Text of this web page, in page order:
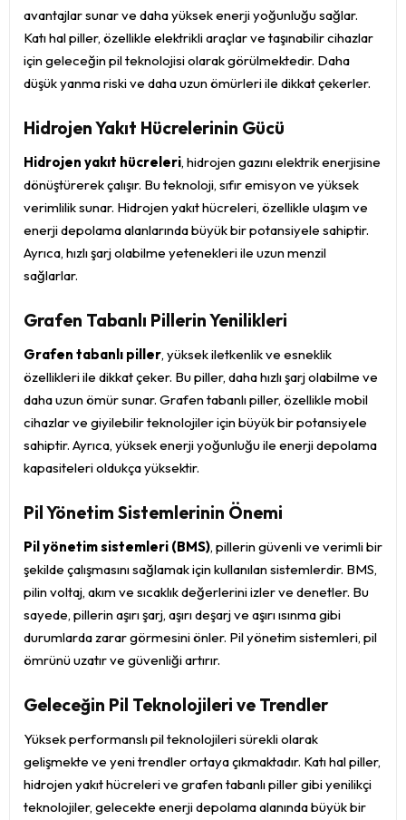
avantajlar sunar ve daha yüksek enerji yoğunluğu sağlar.
Katı hal piller, özellikle elektrikli araçlar ve taşınabilir cihazlar
için geleceğin pil teknolojisi olarak görülmektedir. Daha
düşük yanma riski ve daha uzun ömürleri ile dikkat çekerler.
Hidrojen Yakıt Hücrelerinin Gücü
Hidrojen yakıt hücreleri, hidrojen gazını elektrik enerjisine
dönüştürerek çalışır. Bu teknoloji, sıfır emisyon ve yüksek
verimlilik sunar. Hidrojen yakıt hücreleri, özellikle ulaşım ve
enerji depolama alanlarında büyük bir potansiyele sahiptir.
Ayrıca, hızlı şarj olabilme yetenekleri ile uzun menzil
sağlarlar.
Grafen Tabanlı Pillerin Yenilikleri
Grafen tabanlı piller, yüksek iletkenlik ve esneklik
özellikleri ile dikkat çeker. Bu piller, daha hızlı şarj olabilme ve
daha uzun ömür sunar. Grafen tabanlı piller, özellikle mobil
cihazlar ve giyilebilir teknolojiler için büyük bir potansiyele
sahiptir. Ayrıca, yüksek enerji yoğunluğu ile enerji depolama
kapasiteleri oldukça yüksektir.
Pil Yönetim Sistemlerinin Önemi
Pil yönetim sistemleri (BMS), pillerin güvenli ve verimli bir
şekilde çalışmasını sağlamak için kullanılan sistemlerdir. BMS,
pilin voltaj, akım ve sıcaklık değerlerini izler ve denetler. Bu
sayede, pillerin aşırı şarj, aşırı deşarj ve aşırı ısınma gibi
durumlarda zarar görmesini önler. Pil yönetim sistemleri, pil
ömrünü uzatır ve güvenliği artırır.
Geleceğin Pil Teknolojileri ve Trendler
Yüksek performanslı pil teknolojileri sürekli olarak
gelişmekte ve yeni trendler ortaya çıkmaktadır. Katı hal piller,
hidrojen yakıt hücreleri ve grafen tabanlı piller gibi yenilikçi
teknolojiler, gelecekte enerji depolama alanında büyük bir